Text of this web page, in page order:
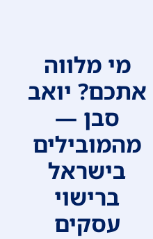
מי מלווה
אתכם? יואב
סבן —
מהמובילים
בישראל
ברישוי
עסקים